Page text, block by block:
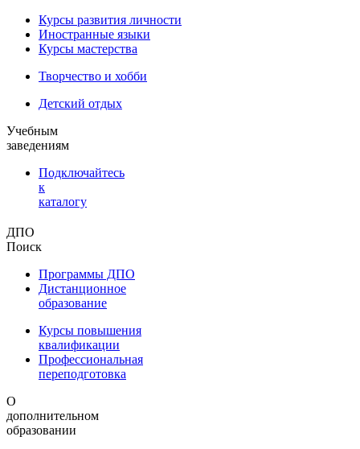
Курсы развития личности
Иностранные языки
Курсы мастерства
Творчество и хобби
Детский отдых
Учебным
заведениям
Подключайтесь
к
каталогу
ДПО
Поиск
Программы ДПО
Дистанционное
образование
Курсы повышения
квалификации
Профессиональная
переподготовка
О
дополнительном
образовании